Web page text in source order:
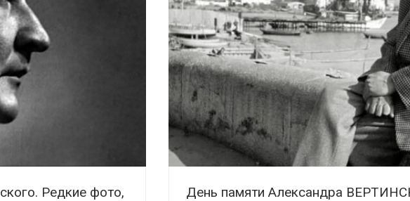
Редкие фото,
День памяти Александра